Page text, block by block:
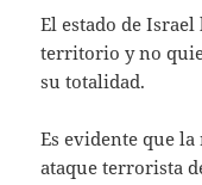
El estado de
territorio y no
su totalidad.
Es evidente que
ataque terrorista